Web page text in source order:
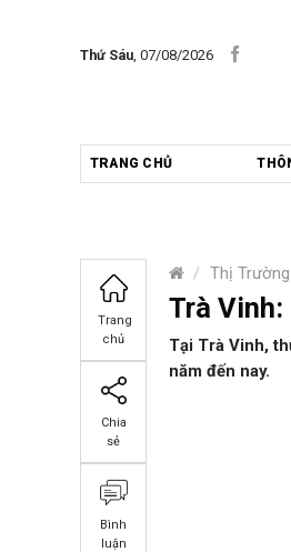
Thứ Sáu, 07/08/2026
TRANG CHỦ
/ Thị
Trang
chủ
Chia
sẻ
Bình
luận
Trà
Tại Trà Vinh,
năm đến nay.